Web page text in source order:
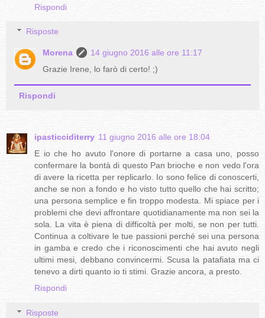
Rispondi
Risposte
Morena
14 giugno 2016 alle ore 11:17
Grazie Irene, lo farò di certo! ;)
Rispondi
ipasticciditerry 11 giugno 2016 alle ore 18:04
E io che ho avuto l'onore di portarne a casa uno, posso
confermare la bontà di questo Pan brioche e non vedo l'ora
di avere la ricetta per replicarlo. Io sono felice di conoscerti,
anche se non a fondo e ho visto tutto quello che hai scritto;
una persona semplice e fin troppo modesta. Mi spiace per i
problemi che devi affrontare quotidianamente ma non sei la
sola. La vita è piena di difficoltà per molti, se non per tutti.
Continua a coltivare le tue passioni perché sei una persona
in gamba e credo che i riconoscimenti che hai avuto negli
ultimi mesi, debbano convincermi. Scusa la patafiata ma ci
tenevo a dirti quanto io ti stimi. Grazie ancora, a presto.
Rispondi
Risposte